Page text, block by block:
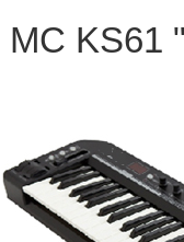
MC KS61